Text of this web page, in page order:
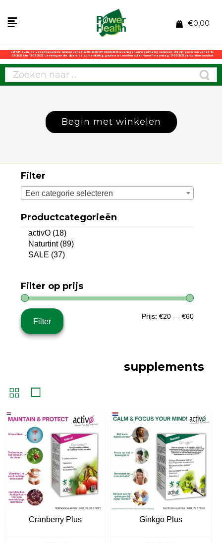
€0,00
LET OP: i.v.m. de vakantieperiode kunnen vanaf 27-07-2026 t/m 06-08-2026 leveringen onregelmatig verlopen. Wij zijn gesloten vanaf 10-
08-2026 t/m 13-08-2026. Leveringen die tijdens de zomersluiting geplaatst worden zullen vanaf maandag 17-08-2026 verzonden worden!
Begin met winkelen
Filter
Een categorie selecteren
Productcategorieën
activO (18)
Naturtint (89)
SALE (37)
Filter op prijs
Min.
Max.
Filter
Prijs: €20 — €60
supplements
Cranberry Plus Ginkgo Plus